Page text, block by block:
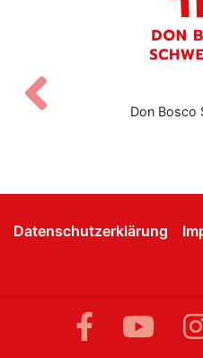
Don Bosco
Datenschutzerklärung